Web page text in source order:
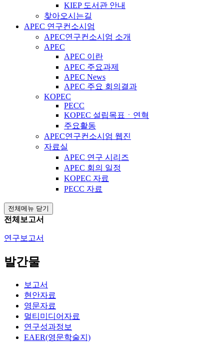
KIEP 도서관 안내
찾아오시는길
APEC 연구컨소시엄
APEC연구컨소시엄 소개
APEC
APEC 이란
APEC 주요과제
APEC News
APEC 주요 회의결과
KOPEC
PECC
KOPEC 설립목표ㆍ연혁
주요활동
APEC연구컨소시엄 웹진
자료실
APEC 연구 시리즈
APEC 회의 일정
KOPEC 자료
PECC 자료
전체메뉴 닫기
전체보고서
연구보고서
발간물
보고서
현안자료
영문자료
멀티미디어자료
연구성과정보
EAER(영문학술지)